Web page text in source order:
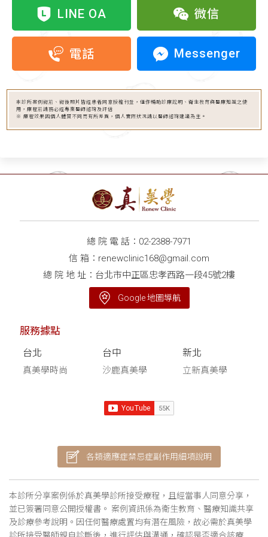
LINE OA 微信
電話 Messenger
本診所案例術前、術後照片皆經患者同意授權刊登，僅作輔助診療說明、衛生教育與醫療知識之使
用，療程前請務必經專業醫師諮詢及評估
※ 療程效果因個人體質不同而有所差異，個人實際狀況請以醫師諮詢建議為主。
總 院 電 話： 02-2388-7971
信 箱： renewclinic168@gmail.com
總 院 地 址：台北市中正區忠孝西路一段45號2樓
Google 地圖導航
服務據點
台北
真美學時尚
台中
沙鹿真美學
新北
立新真美學
各類適應症禁忌症副作用細項說明
本診所分享案例係於真美學診所接受療程，且經當事人同意分享，
並已簽署同意公開授權書。 案例資訊係為衛生教育、醫療知識共享
及診療參考說明。因任何醫療處置均有潛在風險，故必需於真美學